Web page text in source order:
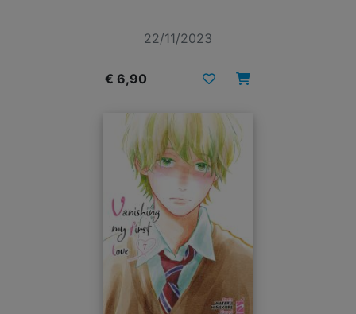
22/11/2023
€ 6,90